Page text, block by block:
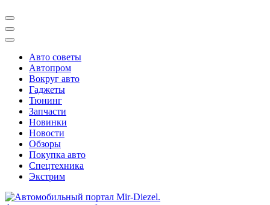
Авто советы
Автопром
Вокруг авто
Гаджеты
Тюнинг
Запчасти
Новинки
Новости
Обзоры
Покупка авто
Спецтехника
Экстрим